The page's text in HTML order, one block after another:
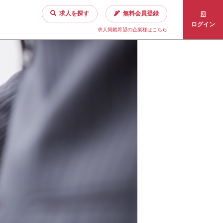
求人を探す 無料会員登録
求人掲載希望の企業様はこちら
ログイン